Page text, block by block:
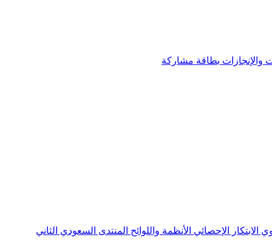
والإنجازات بطاقة مشاركة
الابتكار الإحصائي الأنظمة واللوائح المنتدى السعودي الثاني